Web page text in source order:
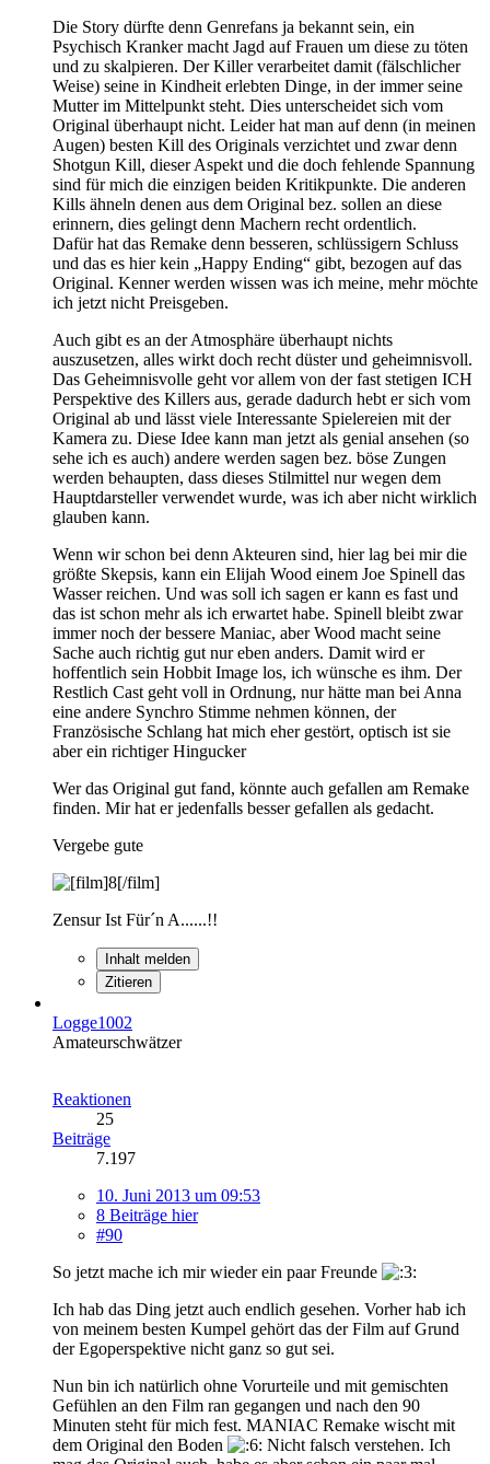
Die Story dürfte denn Genrefans ja bekannt sein, ein
Psychisch Kranker macht Jagd auf Frauen um diese zu töten
und zu skalpieren. Der Killer verarbeitet damit (fälschlicher
Weise) seine in Kindheit erlebten Dinge, in der immer seine
Mutter im Mittelpunkt steht. Dies unterscheidet sich vom
Original überhaupt nicht. Leider hat man auf denn (in meinen
Augen) besten Kill des Originals verzichtet und zwar denn
Shotgun Kill, dieser Aspekt und die doch fehlende Spannung
sind für mich die einzigen beiden Kritikpunkte. Die anderen
Kills ähneln denen aus dem Original bez. sollen an diese
erinnern, dies gelingt denn Machern recht ordentlich.
Dafür hat das Remake denn besseren, schlüssigern Schluss
und das es hier kein „Happy Ending“ gibt, bezogen auf das
Original. Kenner werden wissen was ich meine, mehr möchte
ich jetzt nicht Preisgeben.
Auch gibt es an der Atmosphäre überhaupt nichts
auszusetzen, alles wirkt doch recht düster und geheimnisvoll.
Das Geheimnisvolle geht vor allem von der fast stetigen ICH
Perspektive des Killers aus, gerade dadurch hebt er sich vom
Original ab und lässt viele Interessante Spielereien mit der
Kamera zu. Diese Idee kann man jetzt als genial ansehen (so
sehe ich es auch) andere werden sagen bez. böse Zungen
werden behaupten, dass dieses Stilmittel nur wegen dem
Hauptdarsteller verwendet wurde, was ich aber nicht wirklich
glauben kann.
Wenn wir schon bei denn Akteuren sind, hier lag bei mir die
größte Skepsis, kann ein Elijah Wood einem Joe Spinell das
Wasser reichen. Und was soll ich sagen er kann es fast und
das ist schon mehr als ich erwartet habe. Spinell bleibt zwar
immer noch der bessere Maniac, aber Wood macht seine
Sache auch richtig gut nur eben anders. Damit wird er
hoffentlich sein Hobbit Image los, ich wünsche es ihm. Der
Restlich Cast geht voll in Ordnung, nur hätte man bei Anna
eine andere Synchro Stimme nehmen können, der
Französische Schlang hat mich eher gestört, optisch ist sie
aber ein richtiger Hingucker
Wer das Original gut fand, könnte auch gefallen am Remake
finden. Mir hat er jedenfalls besser gefallen als gedacht.
Vergebe gute
Zensur Ist Für´n A......!!
Inhalt melden
Zitieren
Logge1002
Amateurschwätzer
Reaktionen
25
Beiträge
7.197
10. Juni 2013 um 09:53
8 Beiträge hier
#90
So jetzt mache ich mir wieder ein paar Freunde
Ich hab das Ding jetzt auch endlich gesehen. Vorher hab ich
von meinem besten Kumpel gehört das der Film auf Grund
der Egoperspektive nicht ganz so gut sei.
Nun bin ich natürlich ohne Vorurteile und mit gemischten
Gefühlen an den Film ran gegangen und nach den 90
Minuten steht für mich fest. MANIAC Remake wischt mit
dem Original den Boden
Nicht falsch verstehen. Ich